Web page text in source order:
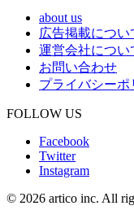
about us
広告掲載につい
運営会社につい
お問い合わせ
プライバシーポ
FOLLOW US
Facebook
Twitter
Instagram
© 2026 artico inc. All